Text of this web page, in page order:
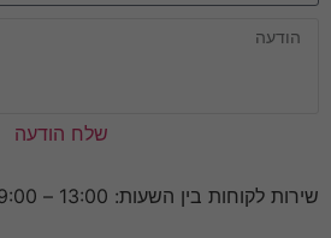
שלח הודעה
שירות לקוחות בין השעות: 13:00 – 9:00